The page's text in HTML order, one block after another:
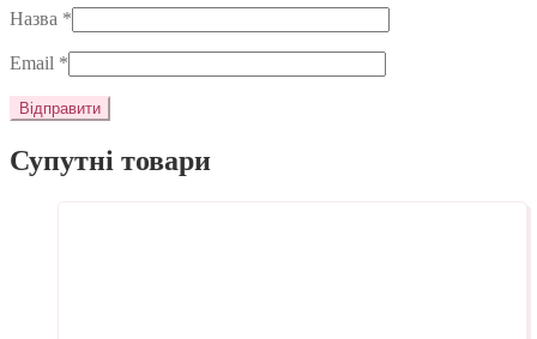
Назва *
Email *
Супутні товари